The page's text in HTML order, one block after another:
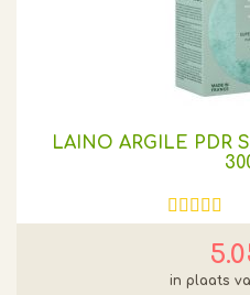
LAINO ARGILE PDR